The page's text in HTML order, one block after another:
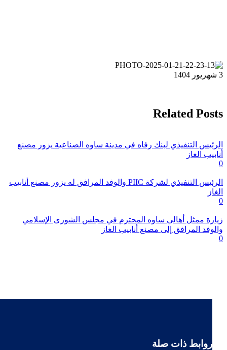
Related
التنفيذي لبنك رفاه في مدينة ساوه الصناعية يزور مصنع
الغاز
الرئيس التنفيذي لشركة PIIC والوفد المرافق له يزور مصنع أنابيب
ممثل أهالي ساوه المحترم في مجلس الشورى الإسلامي
المرافق إلى مصنع أنابيب الغاز
روابط ذات صلة